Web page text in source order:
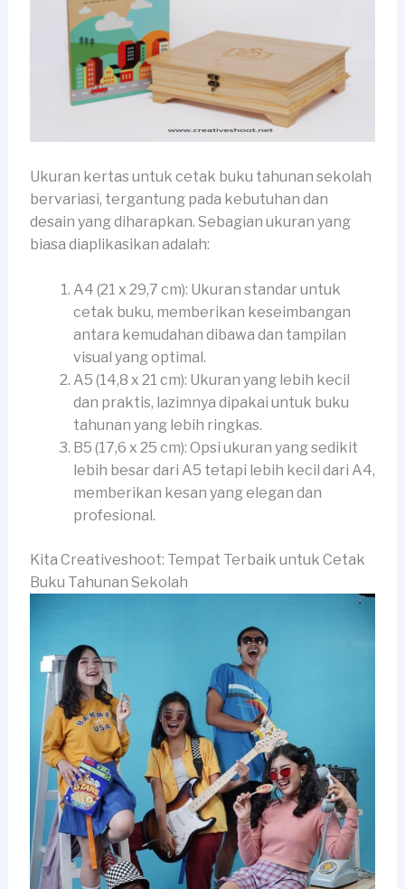
Ukuran kertas untuk cetak buku tahunan sekolah
bervariasi, tergantung pada kebutuhan dan
desain yang diharapkan. Sebagian ukuran yang
biasa diaplikasikan adalah:
A4 (21 x 29,7 cm): Ukuran standar untuk
cetak buku, memberikan keseimbangan
antara kemudahan dibawa dan tampilan
visual yang optimal.
A5 (14,8 x 21 cm): Ukuran yang lebih kecil
dan praktis, lazimnya dipakai untuk buku
tahunan yang lebih ringkas.
B5 (17,6 x 25 cm): Opsi ukuran yang sedikit
lebih besar dari A5 tetapi lebih kecil dari A4,
memberikan kesan yang elegan dan
profesional.
Kita Creativeshoot: Tempat Terbaik untuk Cetak
Buku Tahunan Sekolah